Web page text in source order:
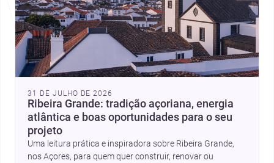
31 DE JULHO DE 2026
Ribeira Grande: tradição açoriana, energia
atlântica e boas oportunidades para o seu
projeto
Uma leitura prática e inspiradora sobre Ribeira Grande,
nos Açores, para quem quer construir, renovar ou